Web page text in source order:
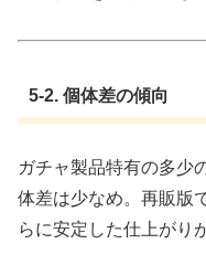
5-2. 個体差の傾向
ガチャ製品特有の多少
体差は少なめ。再販版
らに安定した仕上がり